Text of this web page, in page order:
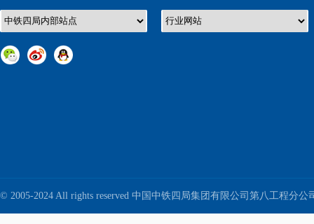
© 2005-2024 All rights reserved 中国中铁四局集团有限公司第八工程分